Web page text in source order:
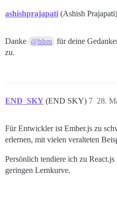
ashishprajapati (Ashish Prajapati)
Danke @hbm für deine
zu.
END_SKY (END SKY) 28.
7
Für Entwickler ist Ember.js zu
erlernen, mit vielen veralteten
Persönlich tendiere ich zu
geringen Lernkurve.